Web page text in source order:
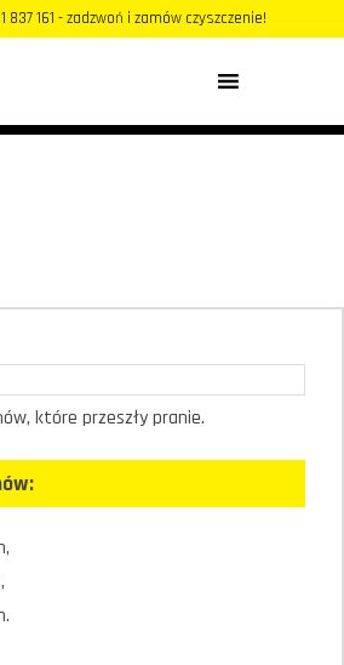
837 161 - zadzwoń i zamów czyszczenie!
które przeszły pranie.